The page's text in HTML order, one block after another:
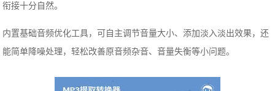
衔接十分自然。
内置基础音频优化工具，可自主调节音量大小、添加淡入淡出效果，还
能简单降噪处理，轻松改善原音频杂音、音量失衡等小问题。